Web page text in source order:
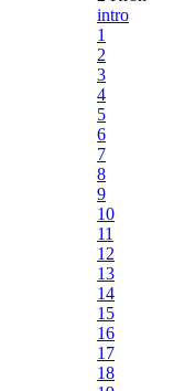
intro
1
2
3
4
5
6
7
8
9
10
11
12
13
14
15
16
17
18